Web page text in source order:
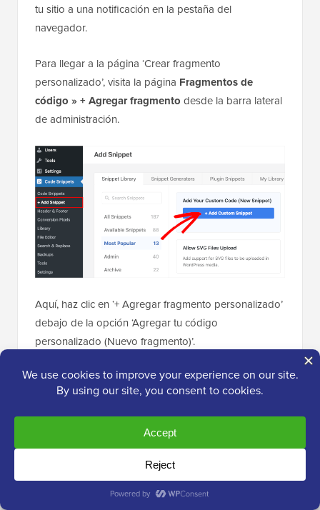
tu sitio a una notificación en la pestaña del
navegador.
Para llegar a la página ‘Crear fragmento
personalizado’, visita la página Fragmentos de
código » + Agregar fragmento desde la barra lateral
de administración.
Aquí, haz clic en ‘+ Agregar fragmento personalizado’
debajo de la opción ‘Agregar tu código
personalizado (Nuevo fragmento)’.
A continuación, necesitas seleccionar ‘Fragmento de
JavaScript’ como tipo de código de la lista de
opciones que aparecen en pantalla.